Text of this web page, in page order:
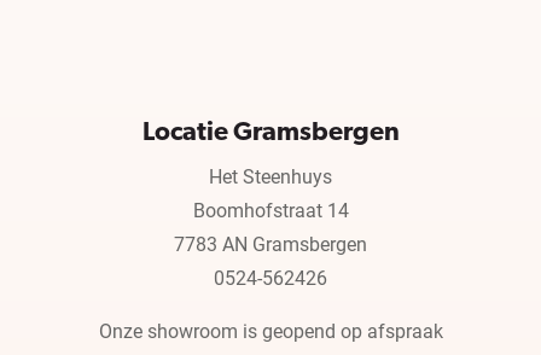
Locatie Gramsbergen
Het Steenhuys
Boomhofstraat 14
7783 AN Gramsbergen
0524-562426
Onze showroom is geopend op afspraak